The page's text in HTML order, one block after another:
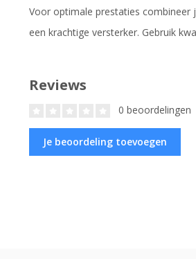
Voor optimale prestaties combineer
een krachtige versterker. Gebruik
Reviews
0 beoordelingen
Je beoordeling toevoegen